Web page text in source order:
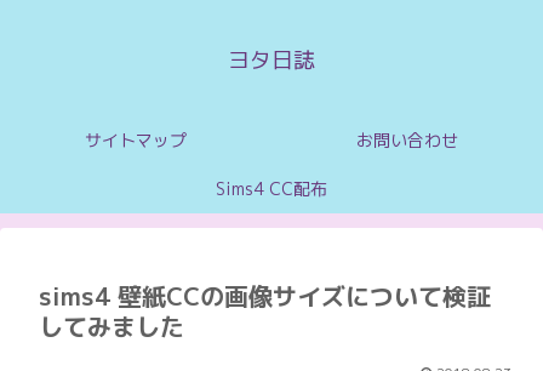
ヨタ日誌
サイトマップ お問い合わせ
Sims4 CC配布
sims4 壁紙CCの画像サイズについて検証
してみました